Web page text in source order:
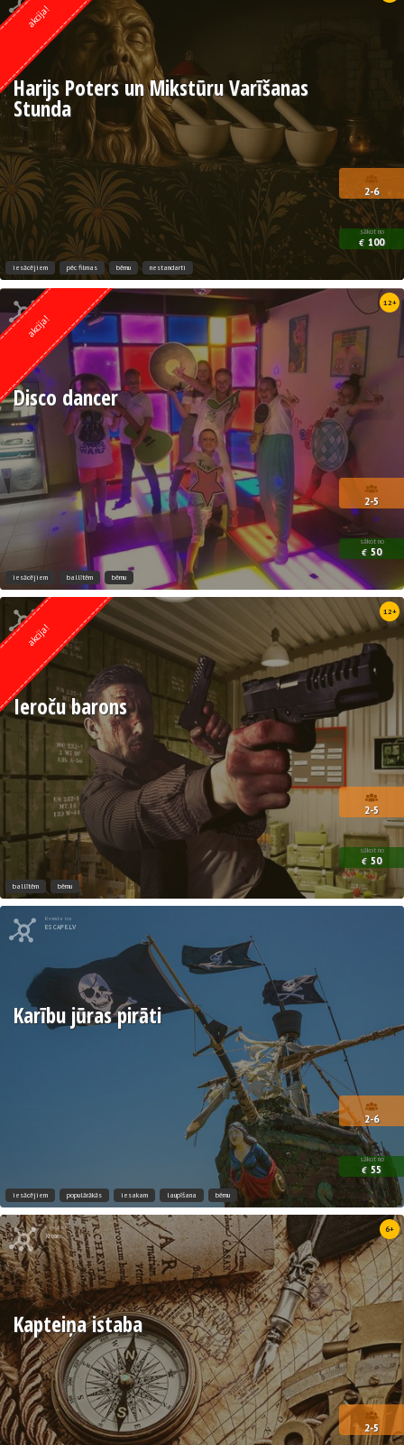
akcija!
2-6
sākot no
€ 100
Harijs Poters un Mikstūru Varīšanas
Stunda
iesācējiem pēc filmas bērnu nestandarti
akcija!
12+
2-5
sākot no
€ 50
Disco dancer
iesācējiem ballītēm bērnu
akcija!
12+
2-5
sākot no
€ 50
Ieroču barons
ballītēm bērnu
Kvests no
ESCAPE.LV
2-6
sākot no
€ 55
Karību jūras pirāti
iesācējiem populārākās iesakam laupīšana bērnu
Kvests no
Xroom
6+
2-5
Kapteiņa istaba